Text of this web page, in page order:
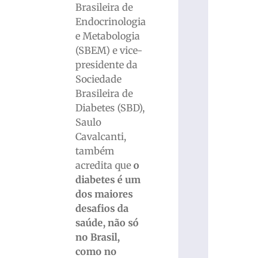
Brasileira de
Endocrinologia
e Metabologia
(SBEM) e vice-
presidente da
Sociedade
Brasileira de
Diabetes (SBD),
Saulo
Cavalcanti,
também
acredita queo
diabetes é um
dos maiores
desafios da
saúde, não só
no Brasil,
como no